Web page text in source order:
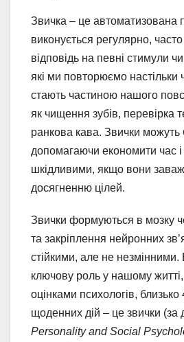
Звичка – це автоматизована
виконується регулярно,
відповідь на певні стимули чи
які ми повторюємо настільки
стають частиною нашого
як чищення зубів, перевірка
ранкова кава. Звички можуть
допомагаючи економити час
шкідливими, якщо вони
досягненню цілей.
Звички формуються в мозку
та закріплення нейронних
стійкими, але не незмінними.
ключову роль у нашому
оцінками психологів,
щоденних дій – це звички (за
Personality and Social